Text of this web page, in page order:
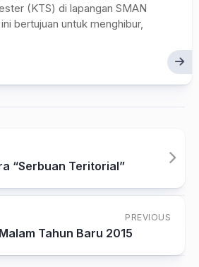
(KTS) di lapangan SMAN
bertujuan untuk menghibur,
“Serbuan Teritorial”
PREVIOUS
Tahun Baru 2015